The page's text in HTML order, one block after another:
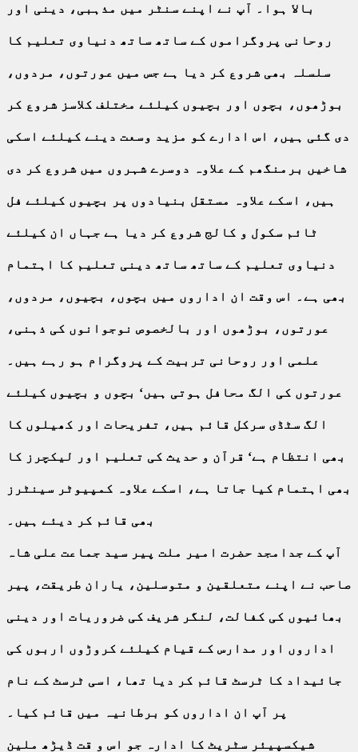
بالا ہوا۔ آپ نے اپنے سنٹر میں مذہبی، دینی اور
روحانی پروگراموں کے ساتھ ساتھ دنیاوی تعلیم کا
سلسلہ بھی شروع کر دیا ہے جس میں عورتوں، مردوں،
بوڑھوں، بچوں اور بچیوں کیلئے مختلف کلاسز شروع کر
دی گئی ہیں، اس ادارے کو مزید وسعت دینے کیلئے اسکی
شاخیں برمنگھم کے علاوہ دوسرے شہروں میں شروع کر دی
ہیں، اسکے علاوہ مستقل بنیادوں پر بچیوں کیلئے فل
ٹائم سکول و کالج شروع کر دیا ہے جہاں ان کیلئے
دنیاوی تعلیم کے ساتھ ساتھ دینی تعلیم کا اہتمام
بھی ہے۔ اس وقت ان اداروں میں بچوں، بچیوں، مردوں،
عورتوں، بوڑھوں اور بالخصوص نوجوانوں کی ذہنی،
علمی اور روحانی تربیت کے پروگرام ہو رہے ہیں۔
عورتوں کی الگ محافل ہوتی ہیں‘ بچوں و بچیوں کیلئے
الگ سٹڈی سرکل قائم ہیں، تفریحات اور کھیلوں کا
بھی انتظام ہے‘ قرآن و حدیث کی تعلیم اور لیکچرز کا
بھی اہتمام کیا جاتا ہے، اسکے علاوہ کمپیوٹر سینٹرز
بھی قائم کر دیئے ہیں۔
آپ کے جدامجد حضرت امیر ملت پیر سید جماعت علی شاہ
صاحب نے اپنے متعلقین و متوسلین، یاران طریقت، پیر
بھائیوں کی کفالت، لنگر شریف کی ضروریات اور دینی
اداروں اور مدارس کے قیام کیلئے کروڑوں اربوں کی
جائیداد کا ٹرسٹ قائم کر دیا تھا، اسی ٹرسٹ کے نام
پر آپ ان اداروں کو برطانیہ میں قائم کیا۔
شیکسپیئر سٹریٹ کا ادارہ جو اس و قت ڈیڑھ ملین